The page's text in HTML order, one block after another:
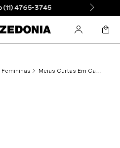
(11) 4765-3745
Femininas Meias Curtas Em Cashmere Estampa Listras - Preto